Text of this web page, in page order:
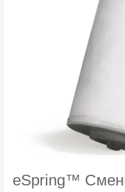
eSpring™